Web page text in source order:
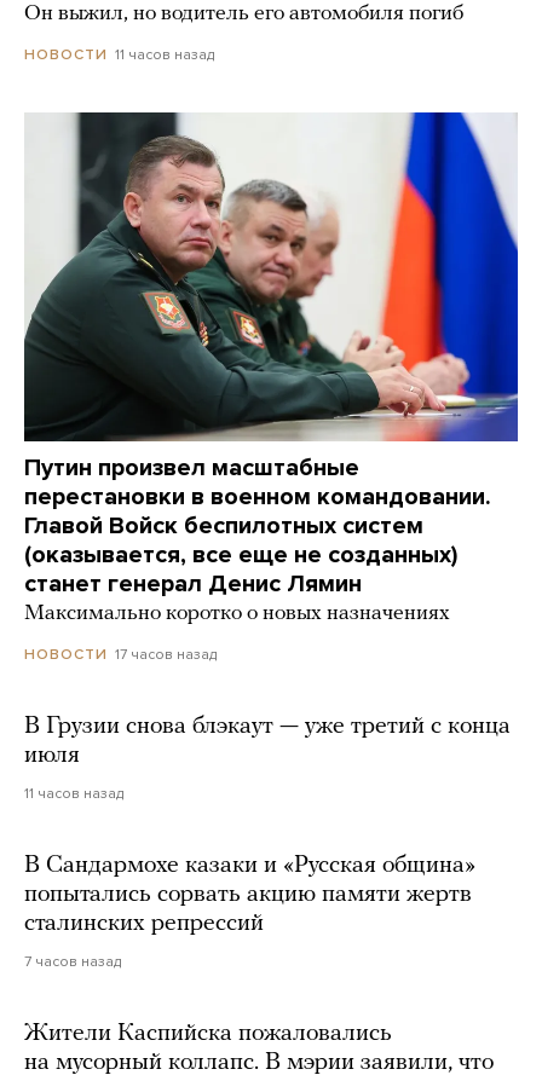
Он выжил, но водитель его автомобиля погиб
НОВОСТИ 11 часов назад
Путин произвел масштабные
перестановки в военном командовании.
Главой Войск беспилотных систем
(оказывается, все еще не созданных)
станет генерал Денис Лямин
Максимально коротко о новых назначениях
НОВОСТИ 17 часов назад
В Грузии снова блэкаут — уже третий с конца
июля
11 часов назад
В Сандармохе казаки и «Русская община»
попытались сорвать акцию памяти жертв
сталинских репрессий
7 часов назад
Жители Каспийска пожаловались
на мусорный коллапс. В мэрии заявили, что